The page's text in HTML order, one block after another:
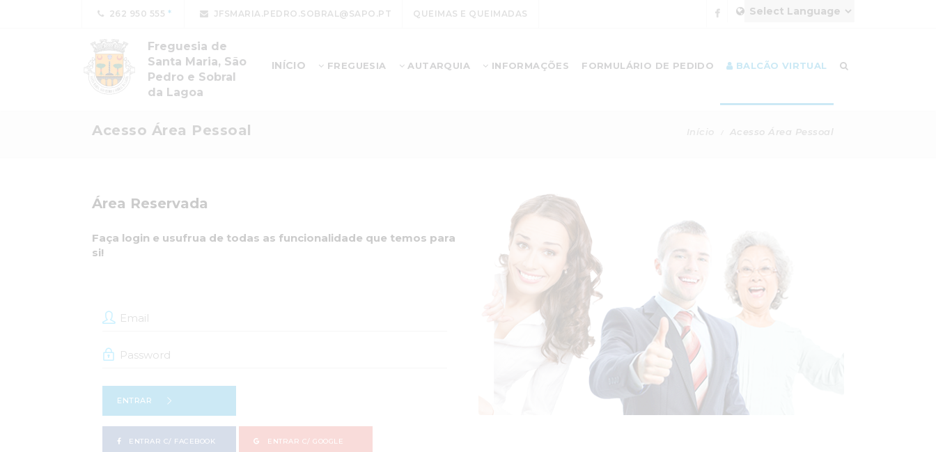
262 950 555 JFSMARIA.PEDRO.SOBRAL@SAPO.PT QUEIMAS E QUEIMADAS
Freguesia de
Santa Maria, São
Pedro e Sobral
da Lagoa
INÍCIO FREGUESIA AUTARQUIA INFORMAÇÕES FORMULÁRIO DE PEDIDO BALCÃO VIRTUAL
Acesso Área Pessoal Acesso Área Pessoal
Área Reservada
Faça login e usufrua de todas as funcionalidade que temos para
si!
ENTRAR
ENTRAR C/ FACEBOOK ENTRAR C/ GOOGLE